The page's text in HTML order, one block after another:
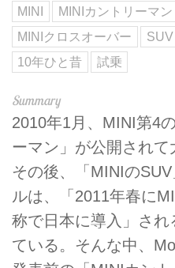
MINI MINIカントリーマン
MINIクロスオーバー
SUV
10年ひと昔
試乗
2010年1月、MINI第4
ーマン」が公開されて
その後、「MINIの
ルは、「2011年春に
称で日本に導入」され
ている。そんな中、